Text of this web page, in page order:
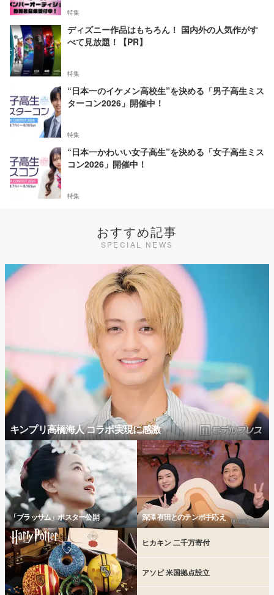
特集
ディズニー作品はもちろん！ 国内外の人気作がす
べて見放題！【PR】
特集
“日本一のイケメン高校生”を決める「男子高生ミス
ターコン2026」開催中！
特集
“日本一かわいい女子高生”を決める「女子高生ミス
コン2026」開催中！
特集
おすすめ記事
SPECIAL NEWS
キンプリ高橋海人 コラボ実現に感激
「ブラッサム」ポスター公開 深澤 有田とのテンポ手応え
ヒカキン 二千万寄付
アソビ 米国拠点設立